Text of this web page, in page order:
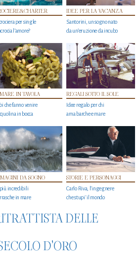
per single
l’amore?
IDEE PER LA VACANZA
Santorini, un sogno nato
da un’eruzione da incubo
IN TAVOLA
che fanno venire
in bocca
REGALI SOTTO IL SOLE
Idee regalo per chi
ama barche e mare
DA SOGNO
più incredibili
in mare
STORIE E PERSONAGGI
Carlo Riva, l’ingegnere
che stupi' il mondo
DELLE
D'ORO